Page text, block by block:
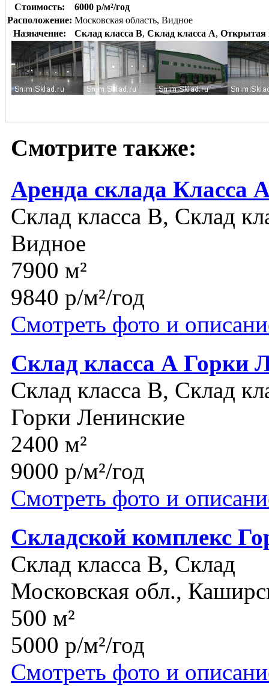
Стоимость:
6000 р/м²/год
Расположение: Московская область, Видное
Назначение:
Склад класса B, Склад класса A, Открытая
Смотрите также:
Аренда склада Класса
Склад класса B, Склад
Видное
7900 м²
9840 р/м²/год
Смотреть фото и
Склад класса А Горки
Склад класса B, Склад
Горки Ленинские
2400 м²
9000 р/м²/год
Смотреть фото и
Складской комплекс
Склад класса B, Склад
Московская обл.,
500 м²
5000 р/м²/год
Смотреть фото и